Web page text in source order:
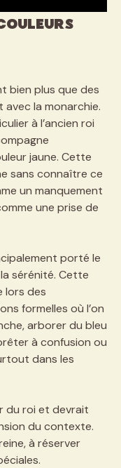
bien plus que des
avec la monarchie.
à l’ancien roi
jaune. Cette
sans connaître ce
un manquement
une prise de
porté le
sérénité. Cette
lors des
formelles où l’on
arborer du bleu
à confusion ou
dans les
du roi et devrait
du contexte.
à réserver